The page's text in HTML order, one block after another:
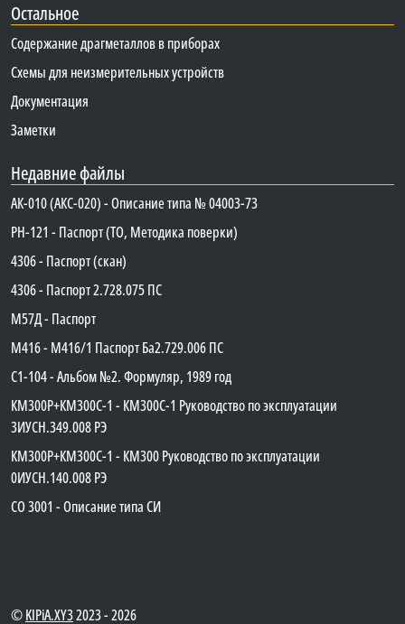
Остальное
Содержание драгметаллов в приборах
Схемы для неизмерительных устройств
Документация
Заметки
Недавние файлы
АК-010 (АКС-020) - Описание типа № 04003-73
PH-121 - Паспорт (ТО, Методика поверки)
4306 - Паспорт (скан)
4306 - Паспорт 2.728.075 ПС
М57Д - Паспорт
М416 - М416/1 Паспорт Ба2.729.006 ПС
C1-104 - Альбом №2. Формуляр, 1989 год
КМ300Р+КМ300С-1 - КМ300C-1 Руководство по эксплуатации
3ИУСН.349.008 РЭ
КМ300Р+КМ300С-1 - КМ300 Руководство по эксплуатации
0ИУСН.140.008 РЭ
СО 3001 - Описание типа СИ
©KIPiA.XY32023 - 2026